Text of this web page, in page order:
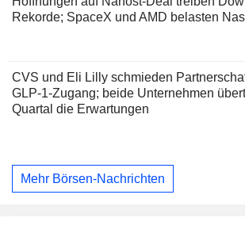
Rekorde; SpaceX und AMD belasten
CVS und Eli Lilly schmieden
GLP-1-Zugang; beide Unternehmen
Quartal die Erwartungen
Mehr Börsen-Nachrichten